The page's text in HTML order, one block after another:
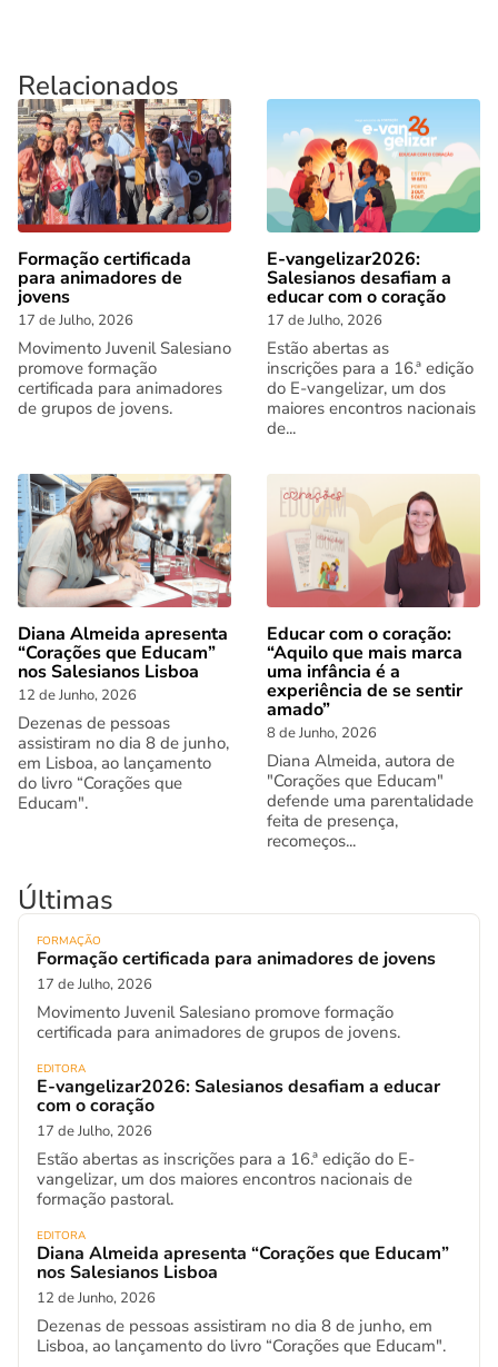
Relacionados
Formação certificada
para animadores de
jovens
17 de Julho, 2026
Movimento Juvenil Salesiano
promove formação
certificada para animadores
de grupos de jovens.
E-vangelizar2026:
Salesianos desafiam a
educar com o coração
17 de Julho, 2026
Estão abertas as
inscrições para a 16.ª edição
do E-vangelizar, um dos
maiores encontros nacionais
de...
Diana Almeida apresenta
“Corações que Educam”
nos Salesianos Lisboa
12 de Junho, 2026
Dezenas de pessoas
assistiram no dia 8 de junho,
em Lisboa, ao lançamento
do livro “Corações que
Educam".
Educar com o coração:
“Aquilo que mais marca
uma infância é a
experiência de se sentir
amado”
8 de Junho, 2026
Diana Almeida, autora de
"Corações que Educam"
defende uma parentalidade
feita de presença,
recomeços...
Últimas
FORMAÇÃO
Formação certificada para animadores de jovens
17 de Julho, 2026
Movimento Juvenil Salesiano promove formação
certificada para animadores de grupos de jovens.
EDITORA
E-vangelizar2026: Salesianos desafiam a educar
com o coração
17 de Julho, 2026
Estão abertas as inscrições para a 16.ª edição do E-
vangelizar, um dos maiores encontros nacionais de
formação pastoral.
EDITORA
Diana Almeida apresenta “Corações que Educam”
nos Salesianos Lisboa
12 de Junho, 2026
Dezenas de pessoas assistiram no dia 8 de junho, em
Lisboa, ao lançamento do livro “Corações que Educam".